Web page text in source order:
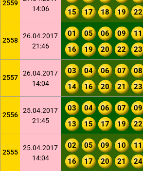
2559
14:06
15
17 18 19 22
2558
26.04.2017
21:46
01 05 06 09 11
16
19 20 22 23
2557
26.04.2017
14:04
03 04 06 07 08
14
16 20 21 23
2556
25.04.2017
21:45
03 04 06 07 09
13
15 17 19 22
2555
25.04.2017
14:04
02 05 09 10 11
16
17 20 21 24